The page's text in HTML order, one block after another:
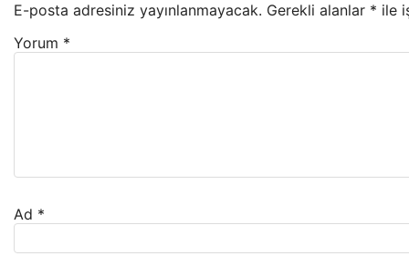
E-posta adresiniz yayınlanmayacak. Gerekli alanlar * ile
Yorum *
Ad *